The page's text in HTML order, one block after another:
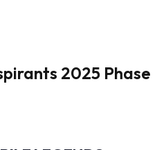
2025 Phase